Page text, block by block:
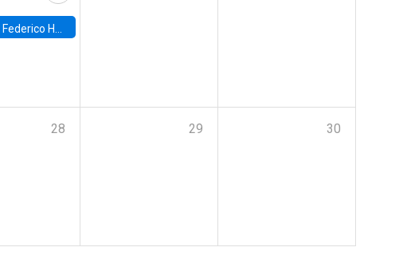
Federico Huneeus - Banco Central de Chile
28 29 30